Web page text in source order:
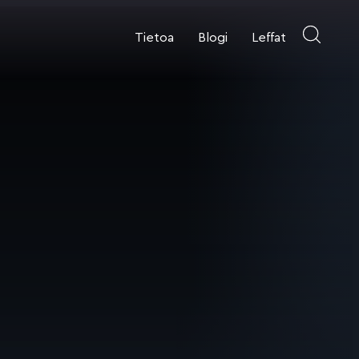
Tietoa Blogi Leffat